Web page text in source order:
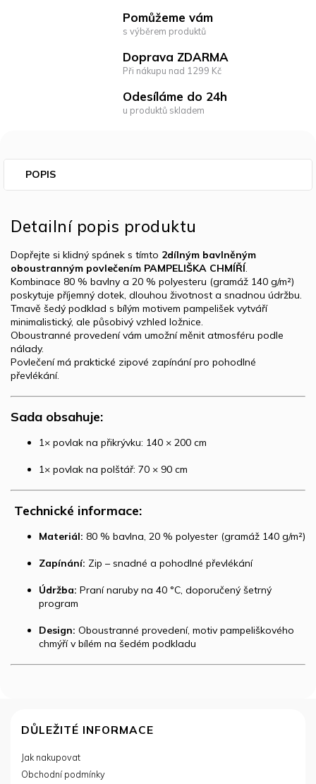
Pomůžeme vám
s výběrem produktů
Doprava ZDARMA
Při nákupu nad 1299 Kč
Odesíláme do 24h
u produktů skladem
POPIS
Detailní popis produktu
Dopřejte si klidný spánek s tímto 2dílným bavlněným
oboustranným povlečením PAMPELIŠKA CHMÍŘÍ.
Kombinace 80 % bavlny a 20 % polyesteru (gramáž 140 g/m²)
poskytuje příjemný dotek, dlouhou životnost a snadnou údržbu.
Tmavě šedý podklad s bílým motivem pampelišek vytváří
minimalistický, ale působivý vzhled ložnice.
Oboustranné provedení vám umožní měnit atmosféru podle
nálady.
Povlečení má praktické zipové zapínání pro pohodlné
převlékání.
Sada obsahuje:
1× povlak na přikrývku: 140 × 200 cm
1× povlak na polštář: 70 × 90 cm
Technické informace:
Materiál: 80 % bavlna, 20 % polyester (gramáž 140 g/m²)
Zapínání: Zip – snadné a pohodlné převlékání
Údržba: Praní naruby na 40 °C, doporučený šetrný
program
Design: Oboustranné provedení, motiv pampeliškového
chmýří v bílém na šedém podkladu
DŮLEŽITÉ INFORMACE
Jak nakupovat
Obchodní podmínky